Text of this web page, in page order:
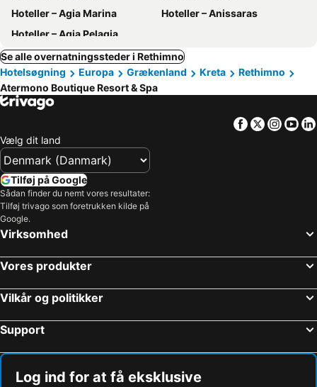
Hoteller – Agia Marina
Hoteller – Anissaras
Hoteller – Agia Pelagia
Se alle overnatningssteder i Rethimno
Hotelsøgning
Europa Grækenland Kreta
Rethimno
Atermono Boutique Resort & Spa
Facebook
Twitter
Vælg dit land
Tilføj på Google
Sådan finder du nemt vores resultater:
Tilføj trivago som foretrukken kilde på
Google.
Virksomhed
Vores produkter
Vilkår og politikker
Support
Log ind for at få eksklusive